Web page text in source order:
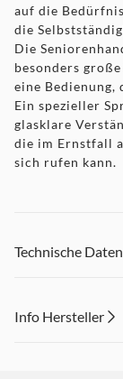
auf die
die
Die
besonders
eine Bedienung,
Ein spezieller
glasklare
die im Ernstfall
sich rufen kann.
Technische Daten
Info Hersteller